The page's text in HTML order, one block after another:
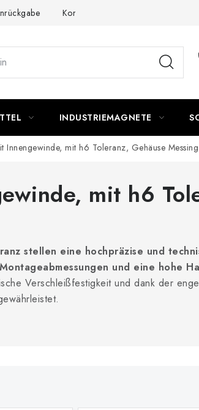
Kontakte - Impressum
INDUSTRIEMAGNETE
Innengewinde, mit h6 Toleranz, Gehäuse Messing
mit h6
stellen eine hochpräzise und
und eine hohe
Verschleißfestigkeit und dank der